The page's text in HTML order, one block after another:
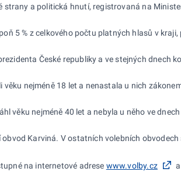
strany a politická hnutí, registrovaná na
5 % zcelkového počtu platných hlasů v kraji,
České republiky a ve stejných dnech
věku nejméně 18 let a nenastala u nich
věku nejméně 40 let a nebyla u něho ve
obvod Karviná. Vostatních volebních obvodech
na internetové adrese www.volby.cz a